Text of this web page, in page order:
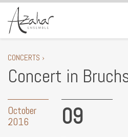
CONCERTS ›
Concert in
October
2016
09